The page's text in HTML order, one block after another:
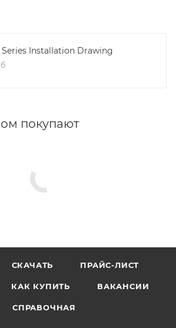
Series Installation Drawing
покупают
СКАЧАТЬ ПРАЙС-ЛИСТ
КАК КУПИТЬ ВАКАНСИИ
СПРАВОЧНАЯ